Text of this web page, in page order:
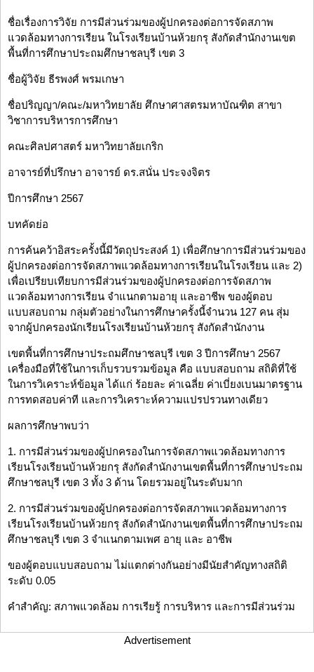
ชื่อเรื่องการวิจัย การมีส่วนร่วมของผู้ปกครองต่อการจัดสภาพ
แวดล้อมทางการเรียน ในโรงเรียนบ้านห้วยกรุ สังกัดสำนักงานเขต
พื้นที่การศึกษาประถมศึกษาชลบุรี เขต 3
ชื่อผู้วิจัย ธีรพงศ์ พรมเกษา
ชื่อปริญญา/คณะ/มหาวิทยาลัย ศึกษาศาสตรมหาบัณฑิต สาขา
วิชาการบริหารการศึกษา
คณะศิลปศาสตร์ มหาวิทยาลัยเกริก
อาจารย์ที่ปรึกษา อาจารย์ ดร.สนั่น ประจงจิตร
ปีการศึกษา 2567
บทคัดย่อ
การค้นคว้าอิสระครั้งนี้มีวัตถุประสงค์ 1) เพื่อศึกษาการมีส่วนร่วมของ
ผู้ปกครองต่อการจัดสภาพแวดล้อมทางการเรียนในโรงเรียน และ 2)
เพื่อเปรียบเทียบการมีส่วนร่วมของผู้ปกครองต่อการจัดสภาพ
แวดล้อมทางการเรียน จำแนกตามอายุ และอาชีพ ของผู้ตอบ
แบบสอบถาม กลุ่มตัวอย่างในการศึกษาครั้งนี้จำนวน 127 คน สุ่ม
จากผู้ปกครองนักเรียนโรงเรียนบ้านห้วยกรุ สังกัดสำนักงาน
เขตพื้นที่การศึกษาประถมศึกษาชลบุรี เขต 3 ปีการศึกษา 2567
เครื่องมือที่ใช้ในการเก็บรวบรวมข้อมูล คือ แบบสอบถาม สถิติที่ใช้
ในการวิเคราะห์ข้อมูล ได้แก่ ร้อยละ ค่าเฉลี่ย ค่าเบี่ยงเบนมาตรฐาน
การทดสอบค่าที และการวิเคราะห์ความแปรปรวนทางเดียว
ผลการศึกษาพบว่า
1. การมีส่วนร่วมของผู้ปกครองในการจัดสภาพแวดล้อมทางการ
เรียนโรงเรียนบ้านห้วยกรุ สังกัดสำนักงานเขตพื้นที่การศึกษาประถม
ศึกษาชลบุรี เขต 3 ทั้ง 3 ด้าน โดยรวมอยู่ในระดับมาก
2. การมีส่วนร่วมของผู้ปกครองต่อการจัดสภาพแวดล้อมทางการ
เรียนโรงเรียนบ้านห้วยกรุ สังกัดสำนักงานเขตพื้นที่การศึกษาประถม
ศึกษาชลบุรี เขต 3 จำแนกตามเพศ อายุ และ อาชีพ
ของผู้ตอบแบบสอบถาม ไม่แตกต่างกันอย่างมีนัยสำคัญทางสถิติ
ระดับ 0.05
คำสำคัญ: สภาพแวดล้อม การเรียรู้ การบริหาร และการมีส่วนร่วม
Advertisement